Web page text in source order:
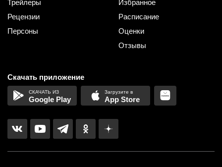
Трейлеры
Рецензии
Персоны
Избранное
Расписание
Оценки
Отзывы
Скачать приложение
Google Play App Store